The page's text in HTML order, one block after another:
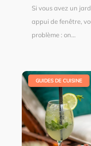
Si vous avez un
appui de fenêtre,
problème : on...
GUIDES DE CUISINE